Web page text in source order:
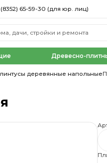
(8352) 65-59-30 (для юр. лиц)
Древесно-
деревянные напольные